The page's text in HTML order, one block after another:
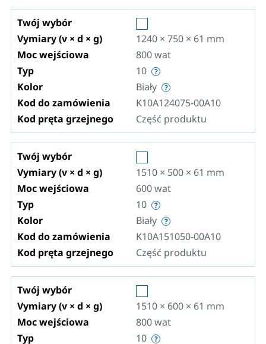
Twój wybór
Vymiary (v × d × g)
1240 × 750 × 61 mm
Moc wejściowa
800wat
Typ
10
Kolor
Biały
Kod do zamówienia
K10A124075-00A10
Kod pręta grzejnego
Część produktu
Twój wybór
Vymiary (v × d × g)
1510 × 500 × 61 mm
Moc wejściowa
600wat
Typ
10
Kolor
Biały
Kod do zamówienia
K10A151050-00A10
Kod pręta grzejnego
Część produktu
Twój wybór
Vymiary (v × d × g)
1510 × 600 × 61 mm
Moc wejściowa
800wat
Typ
10